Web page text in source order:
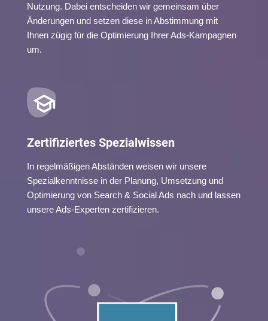
Nutzung. Dabei entscheiden wir gemeinsam über
Änderungen und setzen diese in Abstimmung mit
Ihnen zügig für die Optimierung Ihrer Ads-Kampagnen
um.
Zertifiziertes Spezialwissen
In regelmäßigen Abständen weisen wir unsere
Spezialkenntnisse in der Planung, Umsetzung und
Optimierung von Search & Social Ads nach und lassen
unsere Ads-Experten zertifizieren.